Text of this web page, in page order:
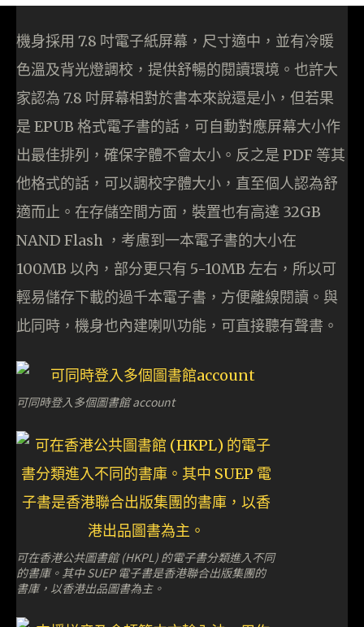
機身採用 7.8 吋電子紙屏幕，尺寸適中，並有冷暖
色溫及背光燈調校，提供舒暢的閱讀環境。也許大
家認為 7.8 吋屏幕相對於書本來說還是小，但若果
是 EPUB 格式電子書的話，可自動對應屏幕大小作
出最佳排列，確保字體不會太小。反之是 PDF 等其
他格式的話，可以調校字體大小，直至個人認為舒
適而止。在存儲空間方面，裝置也有高達 32GB
NAND Flash ，考慮到一本電子書的大小在
100MB 以內，部分更只有 5-10MB 左右，所以可
輕易儲存下載的過千本電子書，方便離線閱讀。與
此同時，機身也內建喇叭功能，可直接聽有聲書。
可同時登入多個圖書館 account
可在香港公共圖書館 (HKPL) 的電子書分類進入不同
的書庫。其中 SUEP 電子書是香港聯合出版集團的
書庫，以香港出品圖書為主。